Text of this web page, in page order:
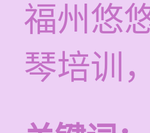
福州悠
琴培训